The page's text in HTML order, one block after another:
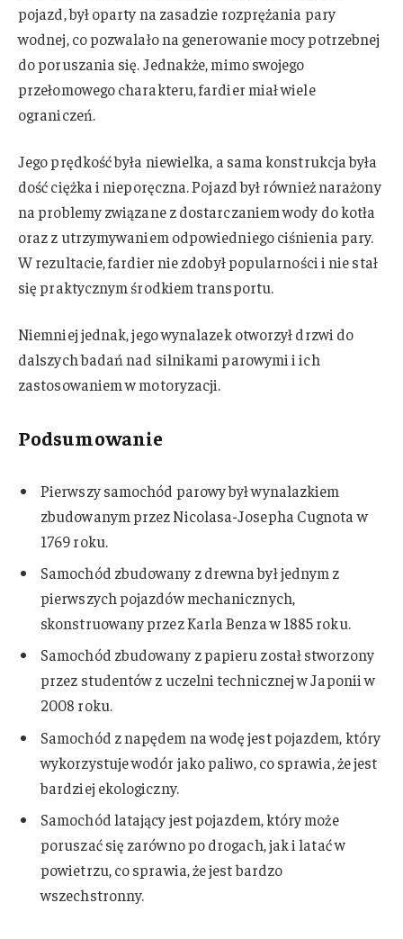
pojazd, był oparty na zasadzie rozprężania pary
wodnej, co pozwalało na generowanie mocy potrzebnej
do poruszania się. Jednakże, mimo swojego
przełomowego charakteru, fardier miał wiele
ograniczeń.
Jego prędkość była niewielka, a sama konstrukcja była
dość ciężka i nieporęczna. Pojazd był również narażony
na problemy związane z dostarczaniem wody do kotła
oraz z utrzymywaniem odpowiedniego ciśnienia pary.
W rezultacie, fardier nie zdobył popularności i nie stał
się praktycznym środkiem transportu.
Niemniej jednak, jego wynalazek otworzył drzwi do
dalszych badań nad silnikami parowymi i ich
zastosowaniem w motoryzacji.
Podsumowanie
Pierwszy samochód parowy był wynalazkiem
zbudowanym przez Nicolasa-Josepha Cugnota w
1769 roku.
Samochód zbudowany z drewna był jednym z
pierwszych pojazdów mechanicznych,
skonstruowany przez Karla Benza w 1885 roku.
Samochód zbudowany z papieru został stworzony
przez studentów z uczelni technicznej w Japonii w
2008 roku.
Samochód z napędem na wodę jest pojazdem, który
wykorzystuje wodór jako paliwo, co sprawia, że jest
bardziej ekologiczny.
Samochód latający jest pojazdem, który może
poruszać się zarówno po drogach, jak i latać w
powietrzu, co sprawia, że jest bardzo
wszechstronny.